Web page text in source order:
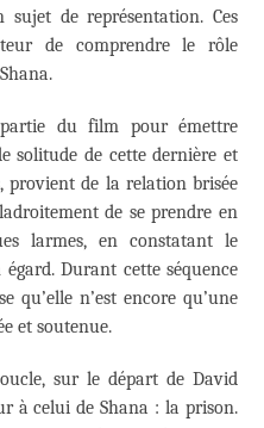
de représentation. Ces
de comprendre le rôle
du film pour émettre
solitude de cette dernière et
provient de la relation brisée
de se prendre en
larmes, en constatant le
Durant cette séquence
qu’elle n’est encore qu’une
et soutenue.
sur le départ de David
à celui de Shana : la prison.